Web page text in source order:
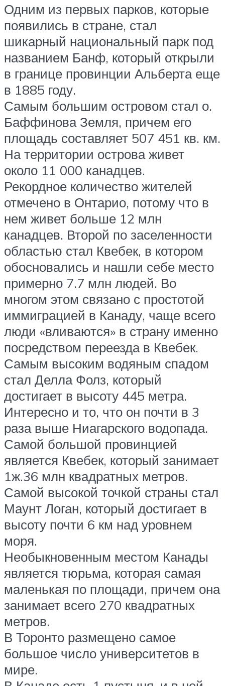
Одним из первых парков, которые
появились в стране, стал
шикарный национальный парк под
названием Банф, который открыли
в границе провинции Альберта еще
в 1885 году.
Самым большим островом стал о.
Баффинова Земля, причем его
площадь составляет 507 451 кв. км.
На территории острова живет
около 11 000 канадцев.
Рекордное количество жителей
отмечено в Онтарио, потому что в
нем живет больше 12 млн
канадцев. Второй по заселенности
областью стал Квебек, в котором
обосновались и нашли себе место
примерно 7.7 млн людей. Во
многом этом связано с простотой
иммиграцией в Канаду, чаще всего
люди «вливаются» в страну именно
посредством переезда в Квебек.
Самым высоким водяным спадом
стал Делла Фолз, который
достигает в высоту 445 метра.
Интересно и то, что он почти в 3
раза выше Ниагарского водопада.
Самой большой провинцией
является Квебек, который занимает
1ж.36 млн квадратных метров.
Самой высокой точкой страны стал
Маунт Логан, который достигает в
высоту почти 6 км над уровнем
моря.
Необыкновенным местом Канады
является тюрьма, которая самая
маленькая по площади, причем она
занимает всего 270 квадратных
метров.
В Торонто размещено самое
большое число университетов в
мире.